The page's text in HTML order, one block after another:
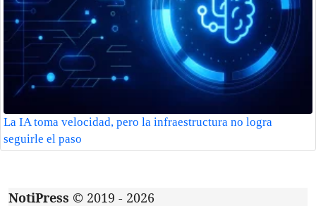
La IA toma velocidad, pero la infraestructura no logra
seguirle el paso
NotiPress © 2019 - 2026